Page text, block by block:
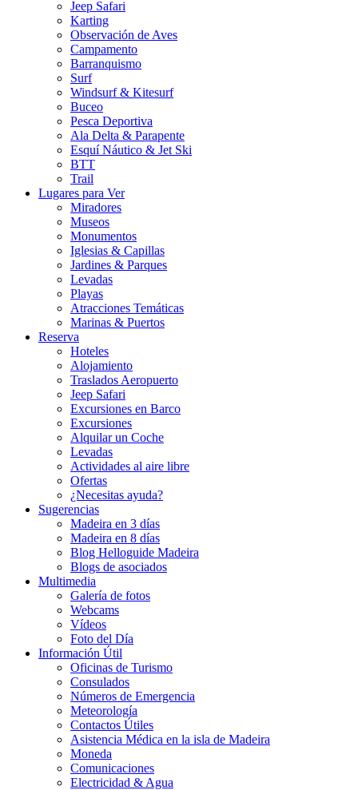
Jeep Safari
Karting
Observación de Aves
Campamento
Barranquismo
Surf
Windsurf & Kitesurf
Buceo
Pesca Deportiva
Ala Delta & Parapente
Esquí Náutico & Jet Ski
BTT
Trail
Lugares para Ver
Miradores
Museos
Monumentos
Iglesias & Capillas
Jardines & Parques
Levadas
Playas
Atracciones Temáticas
Marinas & Puertos
Reserva
Hoteles
Alojamiento
Traslados Aeropuerto
Jeep Safari
Excursiones en Barco
Excursiones
Alquilar un Coche
Levadas
Actividades al aire libre
Ofertas
¿Necesitas ayuda?
Sugerencias
Madeira en 3 días
Madeira en 8 días
Blog Helloguide Madeira
Blogs de asociados
Multimedia
Galería de fotos
Webcams
Vídeos
Foto del Día
Información Útil
Oficinas de Turismo
Consulados
Números de Emergencia
Meteorología
Contactos Útiles
Asistencia Médica en la isla de Madeira
Moneda
Comunicaciones
Electricidad & Agua